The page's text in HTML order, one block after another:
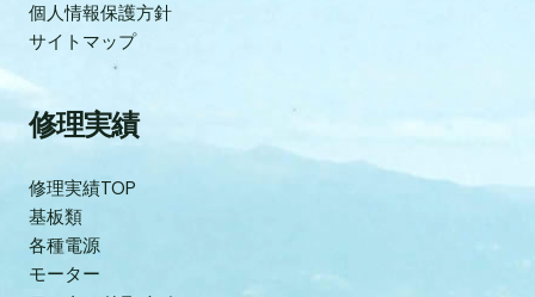
個人情報保護方針
サイトマップ
修理実績
修理実績TOP
基板類
各種電源
モーター